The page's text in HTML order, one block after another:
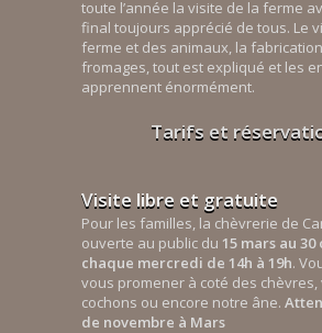
toute l’année la visite de la ferme
final toujours apprécié de tous. Le
ferme et des animaux, la
fromages, tout est expliqué et les
apprennent énormément.
Tarifs et
Visite libre et gratuite
Pour les familles, la chèvrerie de
ouverte au public du 15 mars au
chaque mercredi de 14h à 19h.
vous promener à coté des chèvres,
cochons ou encore notre âne.
de novembre à Mars